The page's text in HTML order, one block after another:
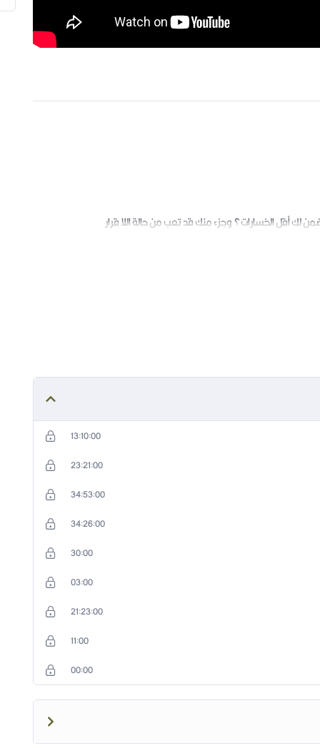
لك أقل الخسارات؟ وجزء منك قد تعب من حالة اللا قرار
لغايتك عبر التبصر في نفسك
منها.
13:10:00
23:21:00
34:53:00
34:26:00
30:00
03:00
21:23:00
11:00
00:00